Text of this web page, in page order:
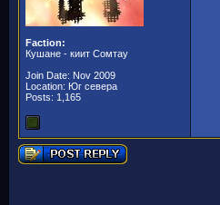
Faction:
Кушане - киит Сомтау
Join Date: Nov 2009
Location: Юг севера
Posts: 1,165